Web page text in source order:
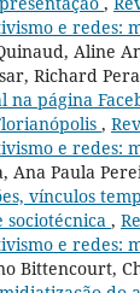
e redes:
Aline
Richard
na página
,
e redes:
Ana Paula
vínculos
,
e redes:
Bittencourt,